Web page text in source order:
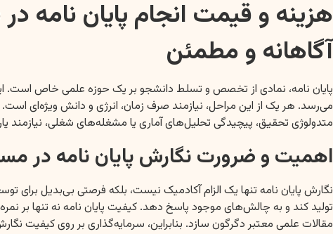
هزینه و قیمت انجام پایان نامه
آگاهانه و مطمئن
پایان نامه، نمادی از تخصص و تسلط دانشجو بر یک حوزه علمی خاص است.
می‌رسد. هر یک از این مراحل، نیازمند صرف زمان، انرژی و دانش ویژه‌ای
متدولوژی تحقیق، پیچیدگی تحلیل‌های آماری یا مشغله‌های شغلی،
اهمیت و ضرورت نگارش پایان نامه در
نگارش پایان نامه تنها یک الزام آکادمیک نیست، بلکه فرصتی بی‌بدیل
تولید کند و به چالش‌های موجود پاسخ دهد. کیفیت پایان نامه نه تنها بر
مقالات علمی معتبر دگرگون سازد. بنابراین، سرمایه‌گذاری بر روی کیفیت